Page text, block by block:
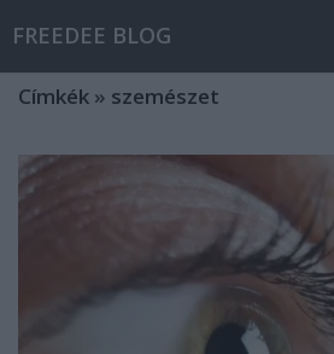
FREEDEE BLOG
Címkék » szemészet